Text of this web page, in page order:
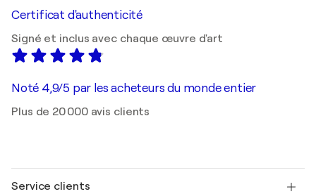
Certificat d'authenticité
Signé et inclus avec chaque œuvre d'art
Noté 4,9/5 par les acheteurs du monde entier
Plus de 20 000 avis clients
Service clients